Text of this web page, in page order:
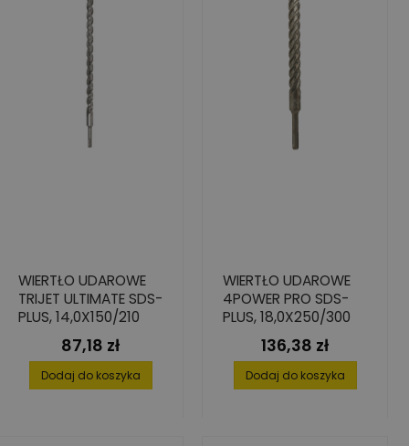
WIERTŁO UDAROWE
TRIJET ULTIMATE SDS-
PLUS, 14,0X150/210
Cena
87,18 zł
Dodaj do koszyka
WIERTŁO UDAROWE
4POWER PRO SDS-
PLUS, 18,0X250/300
Cena
136,38 zł
Dodaj do koszyka